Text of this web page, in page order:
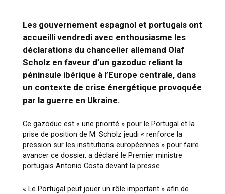
Les gouvernement espagnol et portugais ont
accueilli vendredi avec enthousiasme les
déclarations du chancelier allemand Olaf
Scholz en faveur d’un gazoduc reliant la
péninsule ibérique à l’Europe centrale, dans
un contexte de crise énergétique provoquée
par la guerre en Ukraine.
Ce gazoduc est « une priorité » pour le Portugal et la
prise de position de M. Scholz jeudi « renforce la
pression sur les institutions européennes » pour faire
avancer ce dossier, a déclaré le Premier ministre
portugais Antonio Costa devant la presse.
« Le Portugal peut jouer un rôle important » afin de